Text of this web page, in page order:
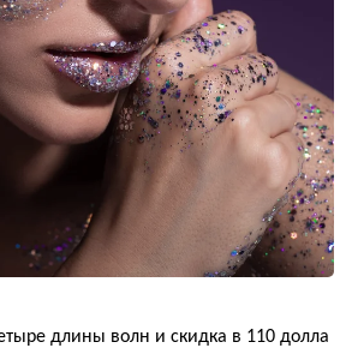
длины волн и скидка в 110 долла